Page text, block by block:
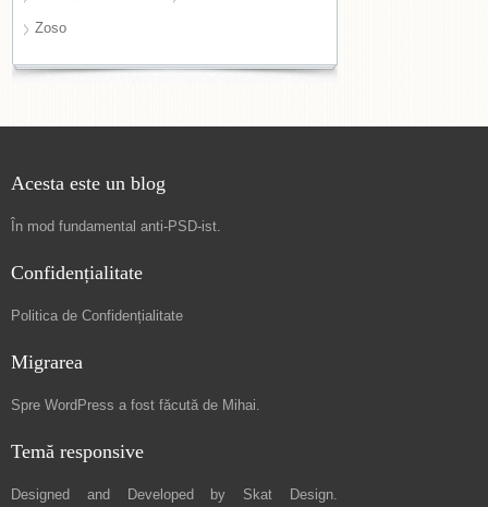
Zoso
Acesta este un blog
În mod fundamental anti-PSD-ist.
Confidențialitate
Politica de Confidențialitate
Migrarea
Spre WordPress a fost făcută de Mihai.
Temă responsive
Designed and Developed by Skat Design.